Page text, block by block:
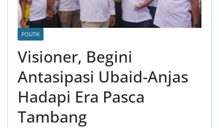
POLITIK
Visioner, Begini
Antasipasi Ubaid-Anjas
Hadapi Era Pasca
Tambang